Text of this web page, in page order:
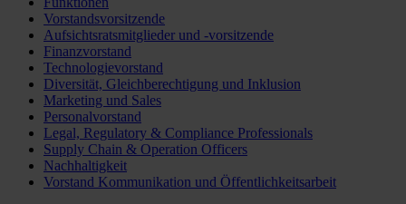
Vorstandsvorsitzende
Aufsichtsratsmitglieder und -vorsitzende
Finanzvorstand
Technologievorstand
Diversität, Gleichberechtigung und Inklusion
Marketing und Sales
Personalvorstand
Legal, Regulatory & Compliance Professionals
Supply Chain & Operation Officers
Nachhaltigkeit
Vorstand Kommunikation und Öffentlichkeitsarbeit